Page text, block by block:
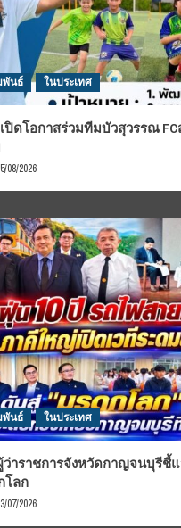
พันธ์ ในประเทศ
ปิดโอกาสร่วมทีมบัวสุวรรณ
08/2026
พันธ์ ในประเทศ
าราชการจังหวัดกาญจนบุรีชี้
โลก
07/2026